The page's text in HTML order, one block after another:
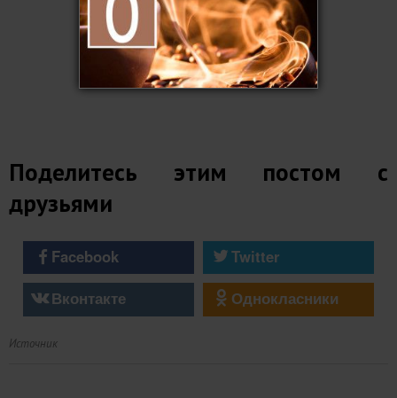
Поделитесь этим постом с
друзьями
Facebook
Twitter
Вконтакте
Однокласники
Источник